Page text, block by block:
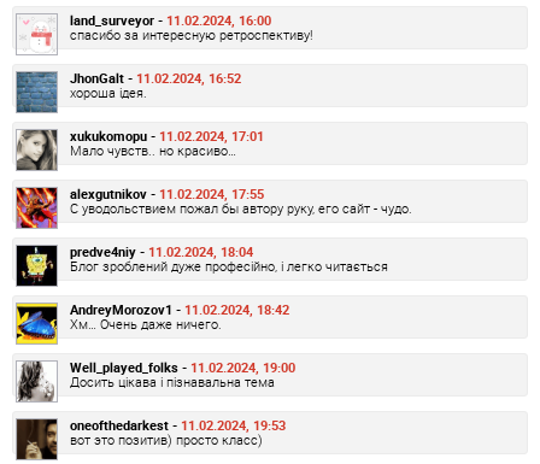
land_surveyor - 11.02.2024, 16:00
спасибо за интересную ретроспективу!
JhonGalt - 11.02.2024, 16:52
хороша ідея.
xukukomopu - 11.02.2024, 17:01
Мало чувств.. но красиво…
alexgutnikov - 11.02.2024, 17:55
С уводольствием пожал бы автору руку, его сайт - чудо.
predve4niy - 11.02.2024, 18:04
Блог зроблений дуже професійно, і легко читається
AndreyMorozov1 - 11.02.2024, 18:42
Хм… Очень даже ничего.
Well_played_folks - 11.02.2024, 19:00
Досить цікава і пізнавальна тема
oneofthedarkest - 11.02.2024, 19:53
вот это позитив) просто класс)